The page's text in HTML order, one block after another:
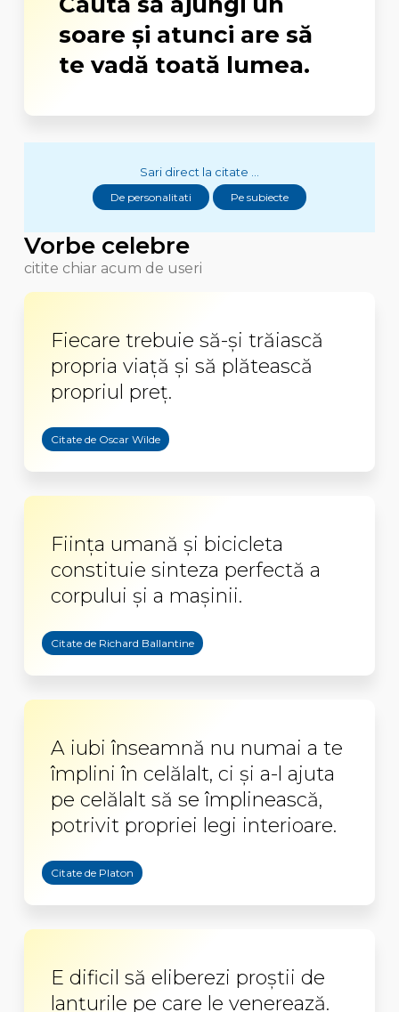
soare şi atunci are să
te vadă toată lumea.
Sari direct la citate ...
De personalitati Pe subiecte
Vorbe celebre
citite chiar acum de useri
Fiecare trebuie să-și trăiască
propria viață și să plătească
propriul preț.
Citate de Oscar Wilde
Ființa umană și bicicleta
constituie sinteza perfectă a
corpului și a mașinii.
Citate de Richard Ballantine
A iubi înseamnă nu numai a te
împlini în celălalt, ci şi a-l ajuta
pe celălalt să se împlinească,
potrivit propriei legi interioare.
Citate de Platon
E dificil să eliberezi proştii de
lanţurile pe care le venerează.